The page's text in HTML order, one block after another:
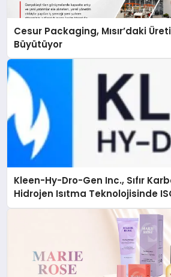
Cesur Packaging, Mısır’daki
Büyütüyor
Kleen-Hy-Dro-Gen Inc., Sıfır
Hidrojen Isıtma Teknolojisinde
Düzenleyici Onaylarını Aldı